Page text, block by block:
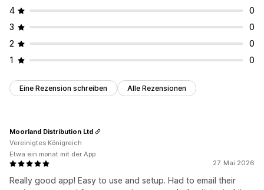
4
0
3
0
2
0
1
0
Eine Rezension schreiben Alle Rezensionen
27. Mai 2026
Really good app! Easy to use and setup. Had to email their
Moorland Distribution Ltd
Vereinigtes Königreich
Etwa ein monat mit der App